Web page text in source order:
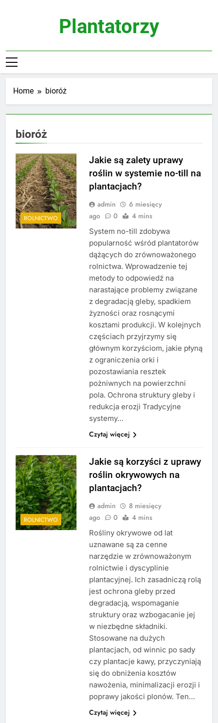
Plantatorzy
Home bioróż
bioróż
ROLNICTWO
Jakie są zalety uprawy
roślin w systemie no-till na
plantacjach?
admin
6 miesięcy
ago
0 4 mins
System no-till zdobywa
popularność wśród plantatorów
dążących do zrównoważonego
rolnictwa. Wprowadzenie tej
metody to odpowiedź na
narastające problemy związane
z degradacją gleby, spadkiem
żyzności oraz rosnącymi
kosztami produkcji. W kolejnych
częściach przyjrzymy się
głównym korzyściom, jakie płyną
z ograniczenia orki i
pozostawiania resztek
pożniwnych na powierzchni
pola. Ochrona struktury gleby i
redukcja erozji Tradycyjne
systemy…
Czytaj więcej
ROLNICTWO
Jakie są korzyści z uprawy
roślin okrywowych na
plantacjach?
admin
8 miesięcy
ago
0 4 mins
Rośliny okrywowe od lat
uznawane są za cenne
narzędzie w zrównoważonym
rolnictwie i dyscyplinie
plantacyjnej. Ich zasadniczą rolą
jest ochrona gleby przed
degradacją, wspomaganie
struktury oraz wzbogacanie jej
w niezbędne składniki.
Stosowane na dużych
plantacjach, od winnic po sady
czy plantacje kawy, przyczyniają
się do obniżenia kosztów
nawożenia, minimalizacji erozji i
poprawy jakości plonów. Ten…
Czytaj więcej